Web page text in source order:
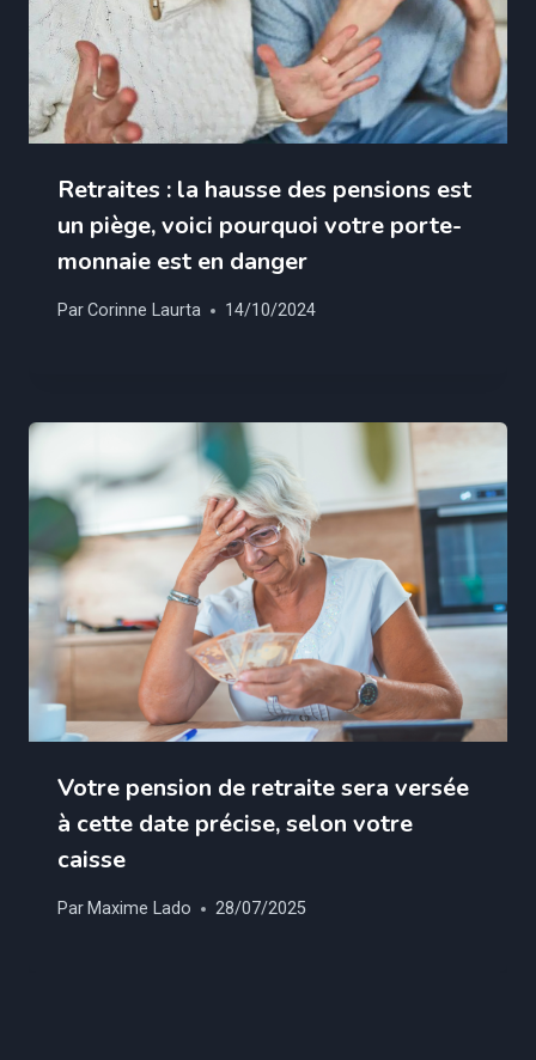
Retraites : la hausse des pensions est
un piège, voici pourquoi votre porte-
monnaie est en danger
ParCorinne Laurta 14/10/2024
Votre pension de retraite sera versée
à cette date précise, selon votre
caisse
ParMaxime Lado 28/07/2025